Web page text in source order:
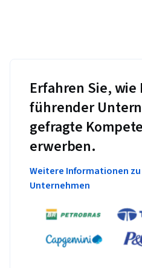
Erfahren Sie,
führender
gefragte
erwerben.
Weitere Informationen zu
Unternehmen